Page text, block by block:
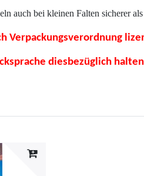
auch bei kleinen Falten sicherer
Verpackungsverordnung
diesbezüglich